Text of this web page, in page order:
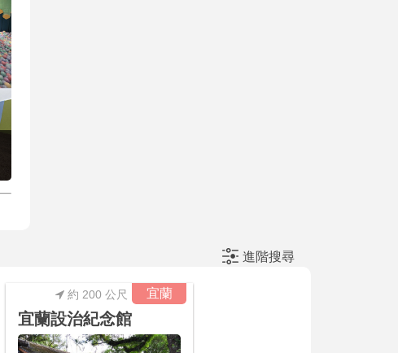
進階搜尋
宜蘭
約 200 公尺
宜蘭設治紀念館